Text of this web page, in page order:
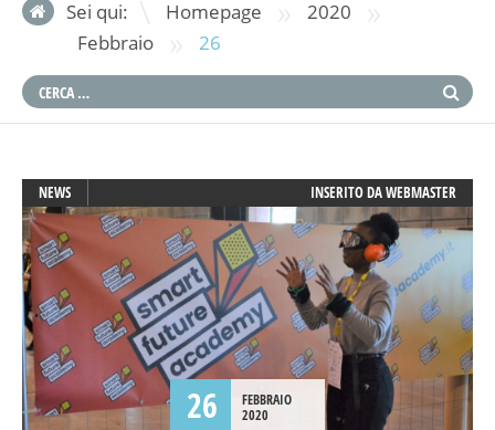
Sei qui: Homepage » 2020 »
Febbraio » 26
NEWS INSERITO DAWEBMASTER
26
FEBBRAIO
2020